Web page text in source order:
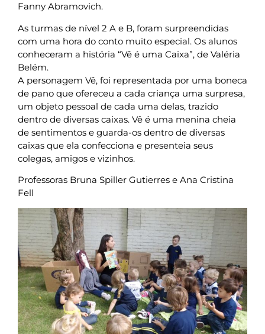
Fanny Abramovich.
As turmas de nível 2 A e B, foram surpreendidas
com uma hora do conto muito especial. Os alunos
conheceram a história “Vê é uma Caixa”, de Valéria
Belém.
A personagem Vê, foi representada por uma boneca
de pano que ofereceu a cada criança uma surpresa,
um objeto pessoal de cada uma delas, trazido
dentro de diversas caixas. Vê é uma menina cheia
de sentimentos e guarda-os dentro de diversas
caixas que ela confecciona e presenteia seus
colegas, amigos e vizinhos.
Professoras Bruna Spiller Gutierres e Ana Cristina
Fell